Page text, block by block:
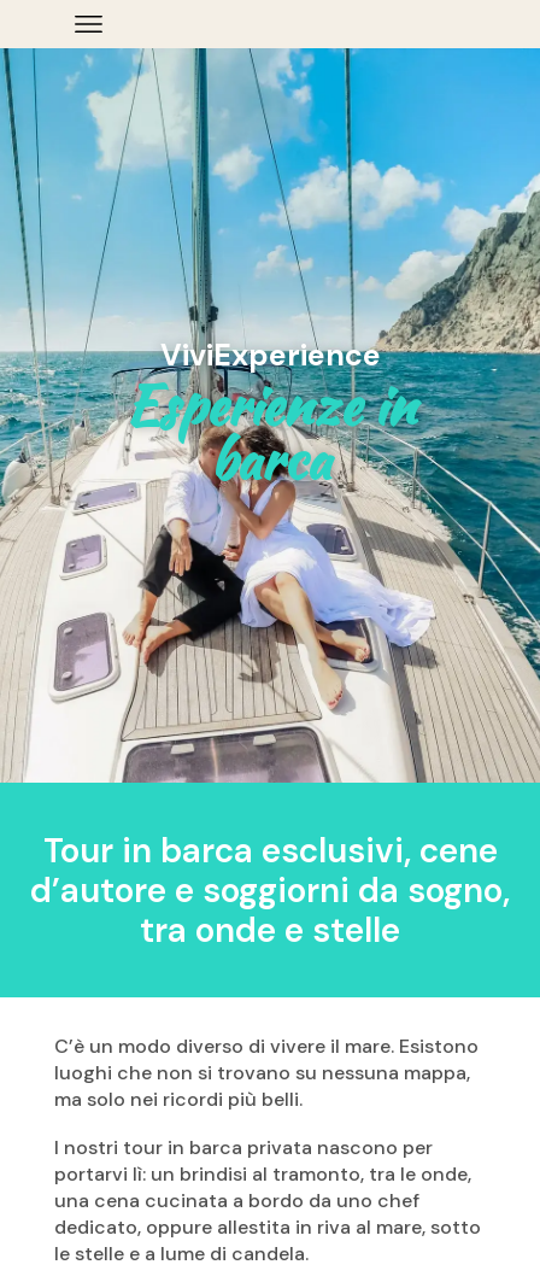
ViviExperience
Esperienze in
barca
Tour in barca esclusivi, cene
d’autore e soggiorni da sogno,
tra onde e stelle
C’è un modo diverso di vivere il mare. Esistono
luoghi che non si trovano su nessuna mappa,
ma solo nei ricordi più belli.
I nostri tour in barca privata nascono per
portarvi lì: un brindisi al tramonto, tra le onde,
una cena cucinata a bordo da uno chef
dedicato, oppure allestita in riva al mare, sotto
le stelle e a lume di candela.